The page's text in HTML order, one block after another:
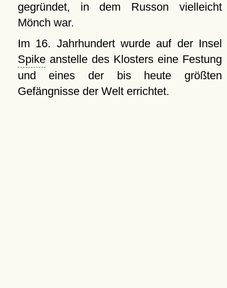
gegründet, in dem Russon vielleicht
Mönch war.
Im 16. Jahrhundert wurde auf der Insel
Spikeanstelle des Klosters eine Festung
und eines der bis heute größten
Gefängnisse der Welt errichtet.